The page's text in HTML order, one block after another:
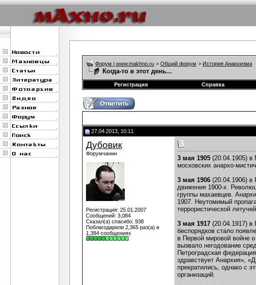
Форум | www.makhno.ru > Общий форум > История Анархизма
Когда-то в этот день...
Регистрация
Справка
27.04.2013, 10:11
Дубовик
Форумчанин
Регистрация: 25.01.2007
Сообщений: 3,084
Сказал(а) спасибо: 938
Поблагодарили 2,365 раз(а) в
1,384 сообщениях
3 мая 1905 (20.04.1905) в
московских анархо-
3 мая 1906 (20.04.1906) в
движения 1900-х.
группы махаевцев.
1907. Неутомимый
террористической
3 мая 1917 (20.04.1917) в
беспорядков стало
в Первой мировой войне
вызвало негодование
Петроградская
здравствует Анархия»,
прекратились, однако с
организаций.